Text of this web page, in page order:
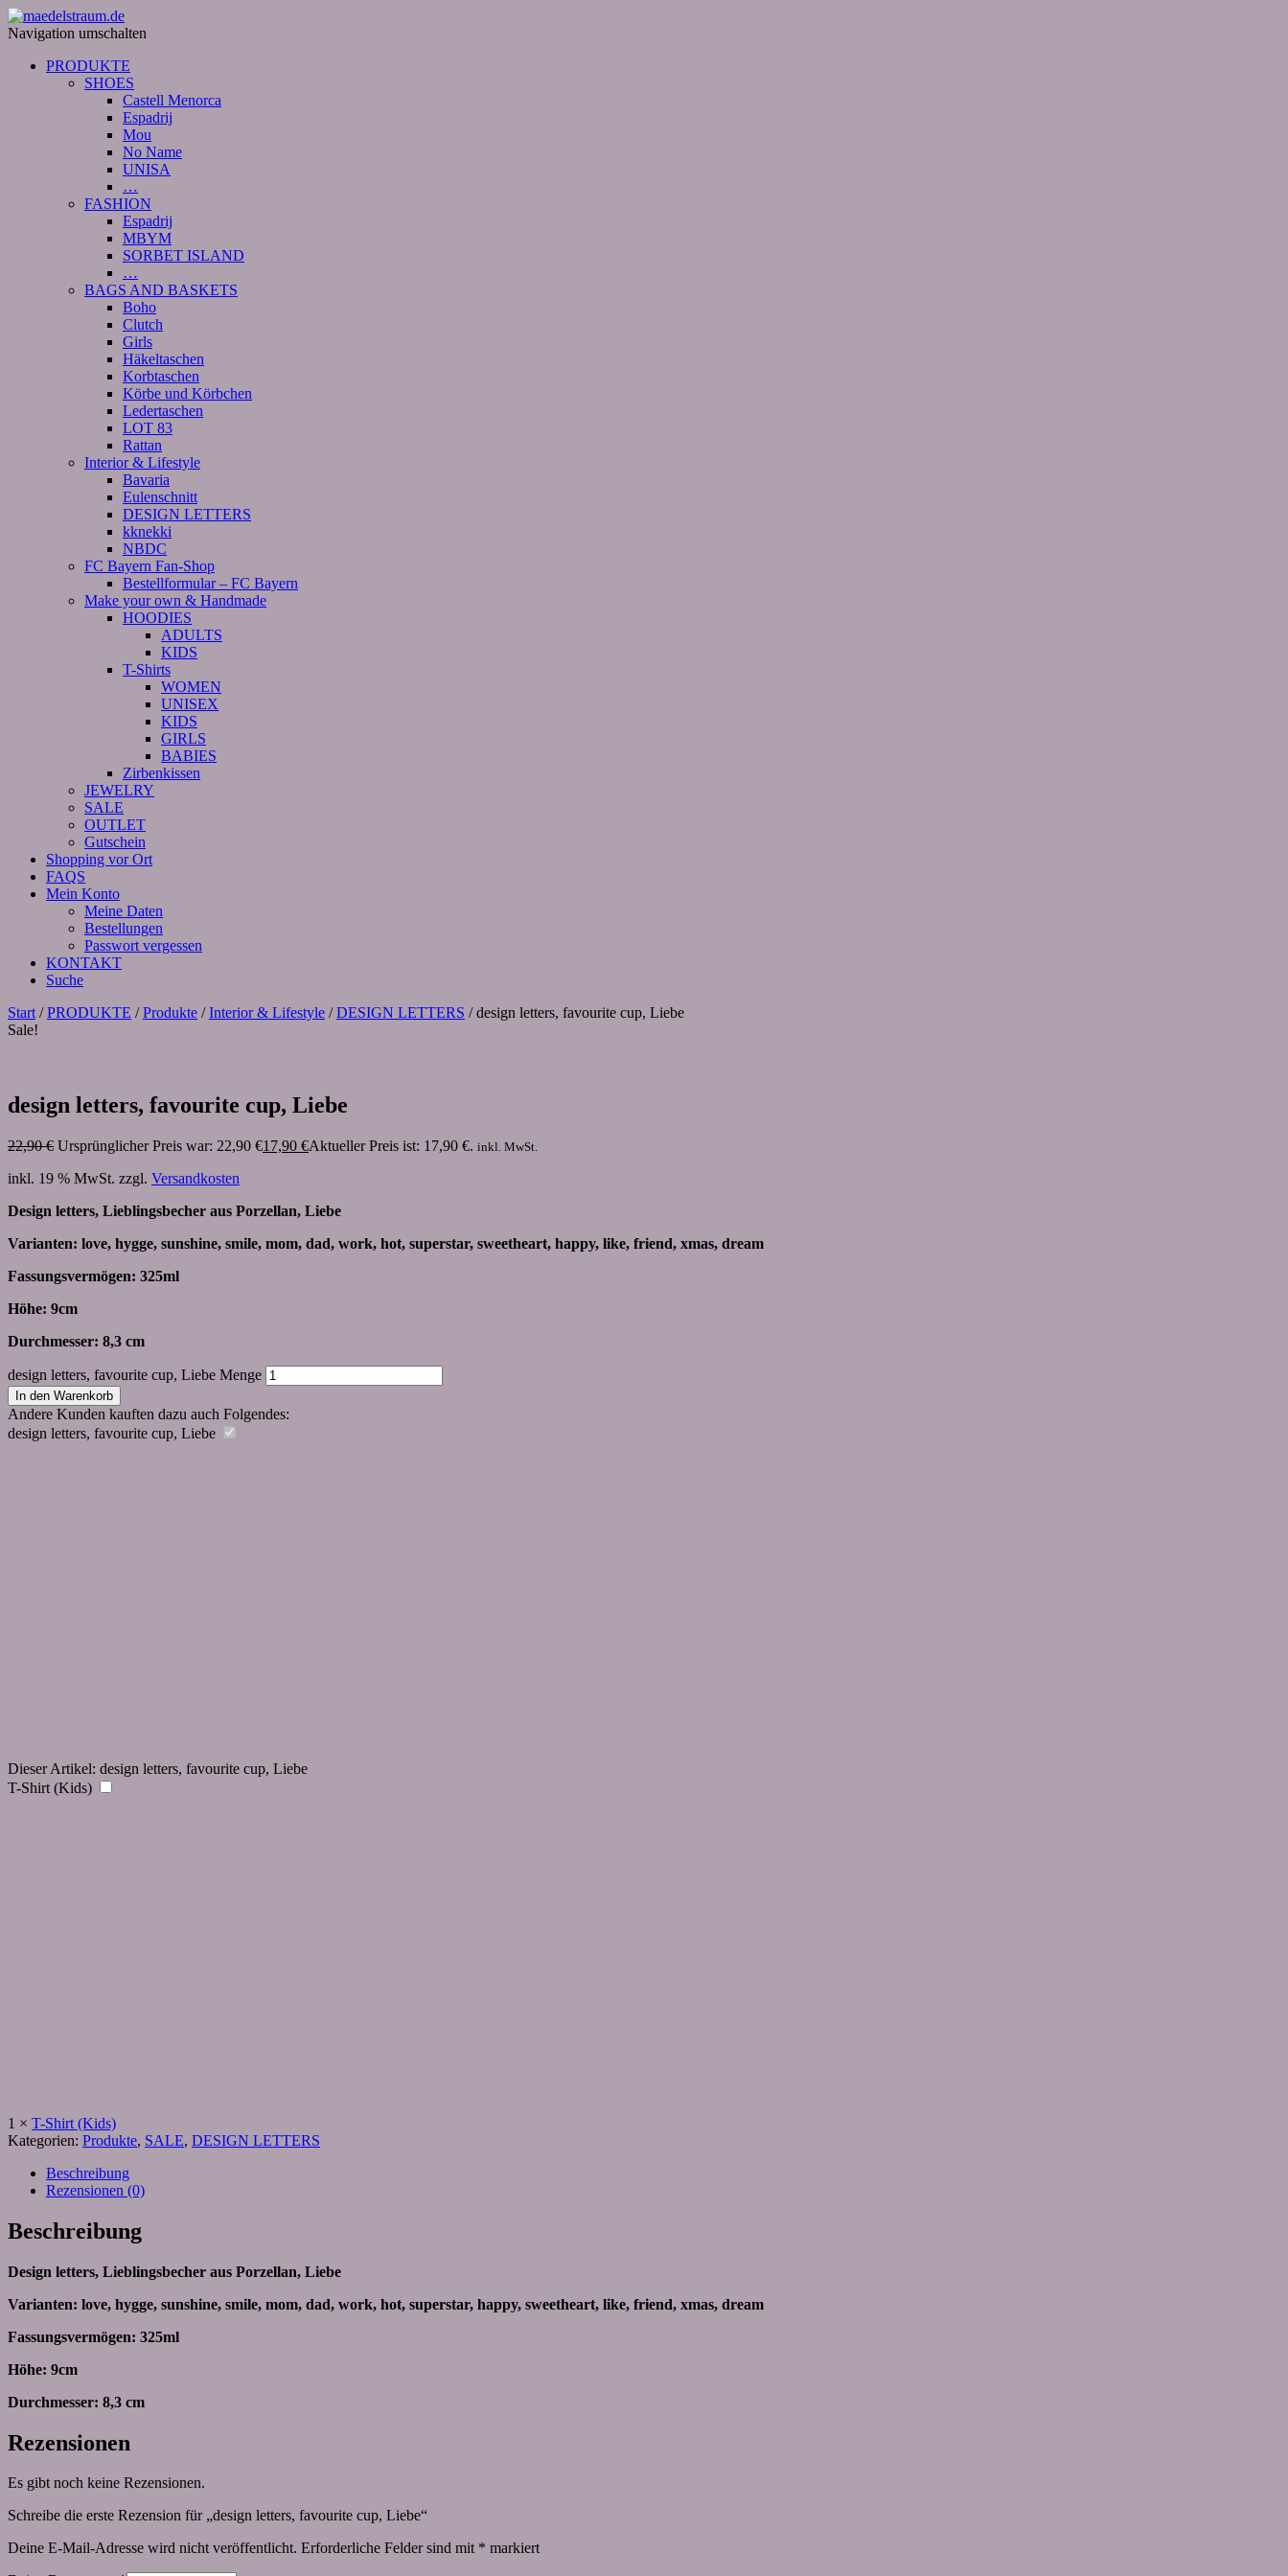
Navigation umschalten
PRODUKTE
SHOES
Castell Menorca
Espadrij
Mou
No Name
UNISA
…
FASHION
Espadrij
MBYM
SORBET ISLAND
…
BAGS AND BASKETS
Boho
Clutch
Girls
Häkeltaschen
Korbtaschen
Körbe und Körbchen
Ledertaschen
LOT 83
Rattan
Interior & Lifestyle
Bavaria
Eulenschnitt
DESIGN LETTERS
kknekki
NBDC
FC Bayern Fan-Shop
Bestellformular – FC Bayern
Make your own & Handmade
HOODIES
ADULTS
KIDS
T-Shirts
WOMEN
UNISEX
KIDS
GIRLS
BABIES
Zirbenkissen
JEWELRY
SALE
OUTLET
Gutschein
Shopping vor Ort
FAQS
Mein Konto
Meine Daten
Bestellungen
Passwort vergessen
KONTAKT
Suche
Start /PRODUKTE /Produkte /Interior & Lifestyle /DESIGN LETTERS / design letters, favourite cup, Liebe
Sale!
design letters, favourite cup, Liebe
22,90€ Ursprünglicher Preis war: 22,90 €17,90 €Aktueller Preis ist: 17,90 €. inkl. MwSt.
inkl. 19 % MwSt. zzgl. Versandkosten
Design letters, Lieblingsbecher aus Porzellan, Liebe
Varianten: love, hygge, sunshine, smile, mom, dad, work, hot, superstar, sweetheart, happy, like, friend, xmas, dream
Fassungsvermögen: 325ml
Höhe: 9cm
Durchmesser: 8,3 cm
design letters, favourite cup, Liebe Menge
In den Warenkorb
Andere Kunden kauften dazu auch Folgendes:
design letters, favourite cup, Liebe
Dieser Artikel: design letters, favourite cup, Liebe
T-Shirt (Kids)
1 × T-Shirt (Kids)
Kategorien: Produkte, SALE, DESIGN LETTERS
Beschreibung
Rezensionen (0)
Beschreibung
Design letters, Lieblingsbecher aus Porzellan, Liebe
Varianten: love, hygge, sunshine, smile, mom, dad, work, hot, superstar, happy, sweetheart, like, friend, xmas, dream
Fassungsvermögen: 325ml
Höhe: 9cm
Durchmesser: 8,3 cm
Rezensionen
Es gibt noch keine Rezensionen.
Schreibe die erste Rezension für „design letters, favourite cup, Liebe“
Deine E-Mail-Adresse wird nicht veröffentlicht. Erforderliche Felder sind mit * markiert